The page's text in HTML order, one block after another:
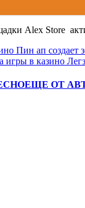
Alex Store
Пин ап создает
игры в казино
ЕЩЕ ОТ